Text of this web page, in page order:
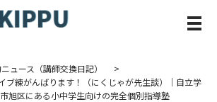
メ
ュース（講師交換日記）
ブ練がんばります！（にくじゃが先生談）｜自立学
旭区にある小中学生向けの完全個別指導塾